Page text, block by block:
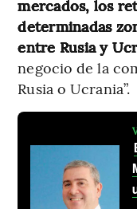
mercados, los
determinadas
entre Rusia y
negocio de la
Rusia o Ucrania”.